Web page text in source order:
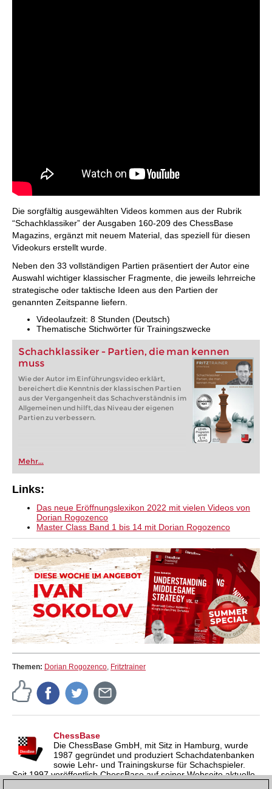
Die sorgfältig ausgewählten Videos kommen aus der Rubrik
“Schachklassiker” der Ausgaben 160-209 des ChessBase
Magazins, ergänzt mit neuem Material, das speziell für diesen
Videokurs erstellt wurde.
Neben den 33 vollständigen Partien präsentiert der Autor eine
Auswahl wichtiger klassischer Fragmente, die jeweils lehrreiche
strategische oder taktische Ideen aus den Partien der
genannten Zeitspanne liefern.
Videolaufzeit: 8 Stunden (Deutsch)
Thematische Stichwörter für Trainingszwecke
Schachklassiker - Partien, die man kennen
muss
Wie der Autor im Einführungsvideo erklärt,
bereichert die Kenntnis der klassischen Partien
aus der Vergangenheit das Schachverständnis im
Allgemeinen und hilft, das Niveau der eigenen
Partien zu verbessern.
Mehr...
Links:
Das neue Eröffnungslexikon 2022 mit vielen Videos von
Dorian Rogozenco
Master Class Band 1 bis 14 mit Dorian Rogozenco
Themen: Dorian Rogozenco, Fritztrainer
ChessBase
Die ChessBase GmbH, mit Sitz in Hamburg, wurde
1987 gegründet und produziert Schachdatenbanken
sowie Lehr- und Trainingskurse für Schachspieler.
Seit 1997 veröffentlich ChessBase auf seiner Webseite aktuelle